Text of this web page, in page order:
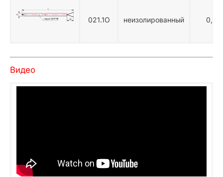
021.1О неизолированный 0,5
Видео